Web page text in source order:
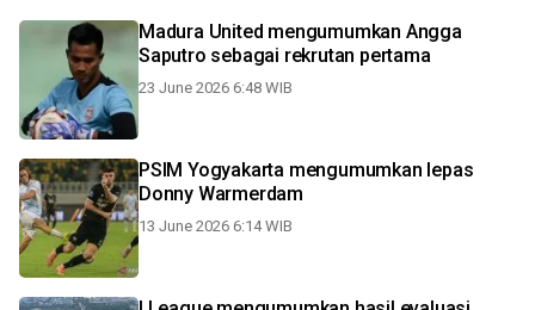
Madura United mengumumkan Angga
Saputro sebagai rekrutan pertama
23 June 2026 6:48 WIB
PSIM Yogyakarta mengumumkan lepas
Donny Warmerdam
13 June 2026 6:14 WIB